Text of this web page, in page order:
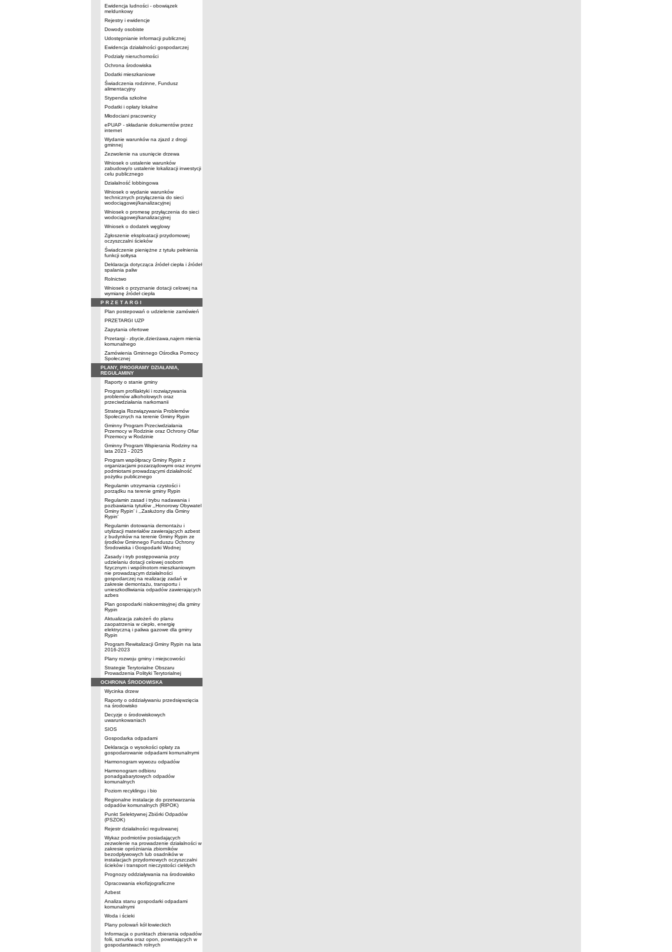
Ewidencja ludności - obowiązek
meldunkowy
Rejestry i ewidencje
Dowody osobiste
Udostępnianie informacji publicznej
Ewidencja działalności gospodarczej
Podziały nieruchomości
Ochrona środowiska
Dodatki mieszkaniowe
Świadczenia rodzinne, Fundusz
alimentacyjny
Stypendia szkolne
Podatki i opłaty lokalne
Młodociani pracownicy
ePUAP - składanie dokumentów przez
internet
Wydanie warunków na zjazd z drogi
gminnej
Zezwolenie na usunięcie drzewa
Wniosek o ustalenie warunków
zabudowy/o ustalenie lokalizacji inwestycji
celu publicznego
Działalność lobbingowa
Wniosek o wydanie warunków
technicznych przyłączenia do sieci
wodociągowej/kanalizacyjnej
Wniosek o promesę przyłączenia do sieci
wodociągowej/kanalizacyjnej
Wniosek o dodatek węglowy
Zgłoszenie eksploatacji przydomowej
oczyszczalni ścieków
Świadczenie pieniężne z tytułu pełnienia
funkcji sołtysa
Deklaracja dotycząca źródeł ciepła i źródeł
spalania paliw
Rolnictwo
Wniosek o przyznanie dotacji celowej na
wymianę źródeł ciepła
P R Z E T A R G I
Plan postepowań o udzielenie zamówień
PRZETARGI UZP
Zapytania ofertowe
Przetargi - zbycie,dzierżawa,najem mienia
komunalnego
Zamówienia Gminnego Ośrodka Pomocy
Społecznej
PLANY, PROGRAMY DZIAŁANIA,
REGULAMINY
Raporty o stanie gminy
Program profilaktyki i rozwiązywania
problemów alkoholowych oraz
przeciwdziałania narkomanii
Strategia Rozwiązywania Problemów
Społecznych na terenie Gminy Rypin
Gminny Program Przeciwdziałania
Przemocy w Rodzinie oraz Ochrony Ofiar
Przemocy w Rodzinie
Gminny Program Wspierania Rodziny na
lata 2023 - 2025
Program współpracy Gminy Rypin z
organizacjami pozarządowymi oraz innymi
podmiotami prowadzącymi działalność
pożytku publicznego
Regulamin utrzymania czystości i
porządku na terenie gminy Rypin
Regulamin zasad i trybu nadawania i
pozbawiania tytułów ,,Honorowy Obywatel
Gminy Rypin' i ,,Zasłużony dla Gminy
Rypin'
Regulamin dotowania demontażu i
utylizacji materiałów zawierających azbest
z budynków na terenie Gminy Rypin ze
środków Gminnego Funduszu Ochrony
Środowiska i Gospodarki Wodnej
Zasady i tryb postępowania przy
udzielaniu dotacji celowej osobom
fizycznym i wspólnotom mieszkaniowym
nie prowadzącym działalności
gospodarczej na realizację zadań w
zakresie demontażu, transportu i
unieszkodliwiania odpadów zawierających
azbes
Plan gospodarki niskoemisyjnej dla gminy
Rypin
Aktualizacja założeń do planu
zaopatrzenia w ciepło, energię
elektryczną i paliwa gazowe dla gminy
Rypin
Program Rewitalizacji Gminy Rypin na lata
2016-2023
Plany rozwoju gminy i miejscowości
Strategie Terytorialne Obszaru
Prowadzenia Polityki Terytorialnej
OCHRONA ŚRODOWISKA
Wycinka drzew
Raporty o oddziaływaniu przedsięwzięcia
na środowisko
Decyzje o środowiskowych
uwarunkowaniach
SIOS
Gospodarka odpadami
Deklaracja o wysokości opłaty za
gospodarowanie odpadami komunalnymi
Harmonogram wywozu odpadów
Harmonogram odbioru
ponadgabarytowych odpadów
komunalnych
Poziom recyklingu i bio
Regionalne instalacje do przetwarzania
odpadów komunalnych (RIPOK)
Punkt Selektywnej Zbiórki Odpadów
(PSZOK)
Rejestr działalności regulowanej
Wykaz podmiotów posiadających
zezwolenie na prowadzenie działalności w
zakresie opróżniania zbiorników
bezodpływowych lub osadników w
instalacjach przydomowych oczyszczalni
ścieków i transport nieczystości ciekłych
Prognozy oddziaływania na środowisko
Opracowania ekofizjograficzne
Azbest
Analiza stanu gospodarki odpadami
komunalnymi
Woda i ścieki
Plany polowań kół łowieckich
Informacja o punktach zbierania odpadów
folii, sznurka oraz opon, powstających w
gospodarstwach rolnych